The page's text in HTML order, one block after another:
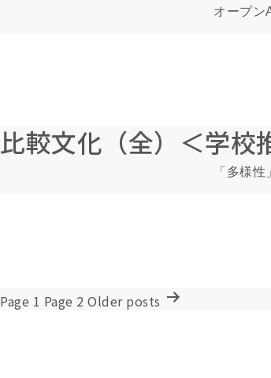
オープン
比較文化（全）＜学校
「多様
投
Page 1 Page 2 Older posts